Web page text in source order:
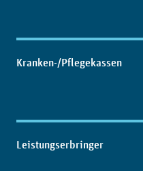
Kranken-/Pflegekassen
Leistungserbringer